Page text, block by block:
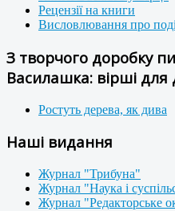
Рецензії на книги
Висловлювання про
З творчого доробку
Василашка: вірші для
Ростуть дерева, як дива
Наші видання
Журнал "Трибуна"
Журнал "Наука і
Журнал "Редакторське